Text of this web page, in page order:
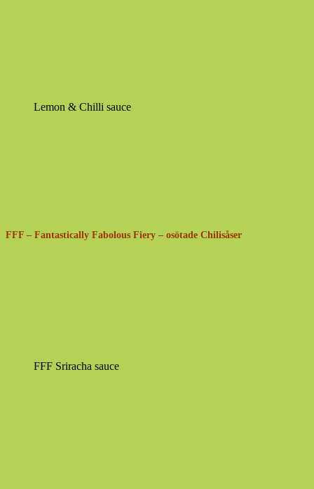
Lemon & Chilli sauce
FFF – Fantastically Fabolous Fiery – osötade Chilisåser
FFF Sriracha sauce